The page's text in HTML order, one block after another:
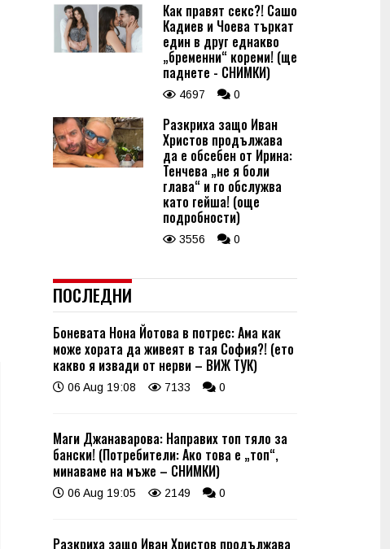
Как правят секс?! Сашо
Кадиев и Чоева търкат
един в друг еднакво
„бременни“ кореми! (ще
паднете - СНИМКИ)
4697 0
Разкриха защо Иван
Христов продължава
да е обсебен от Ирина:
Тенчева „не я боли
глава“ и го обслужва
като гейша! (още
подробности)
3556 0
ПОСЛЕДНИ
Боневата Нона Йотова в потрес: Ама как
може хората да живеят в тая София?! (ето
какво я извади от нерви – ВИЖ ТУК)
06 Aug 19:08 7133 0
Маги Джанаварова: Направих топ тяло за
бански! (Потребители: Ако това е „топ“,
минаваме на мъже – СНИМКИ)
06 Aug 19:05 2149 0
Разкриха защо Иван Христов продължава